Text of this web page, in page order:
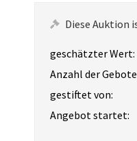
Diese Auktion
geschätzter Wert:
Anzahl der
gestiftet von:
Angebot startet: